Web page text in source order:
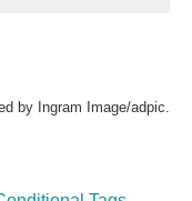
by Ingram Image/adpic.